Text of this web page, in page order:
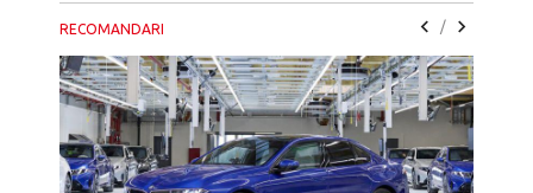
RECOMANDARI /